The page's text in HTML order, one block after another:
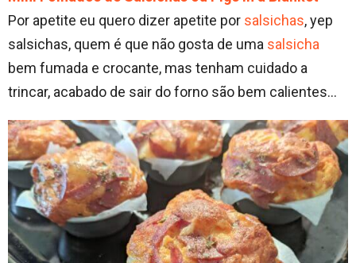
Por apetite eu quero dizer apetite por salsichas, yep
salsichas, quem é que não gosta de uma salsicha
bem fumada e crocante, mas tenham cuidado a
trincar, acabado de sair do forno são bem calientes…